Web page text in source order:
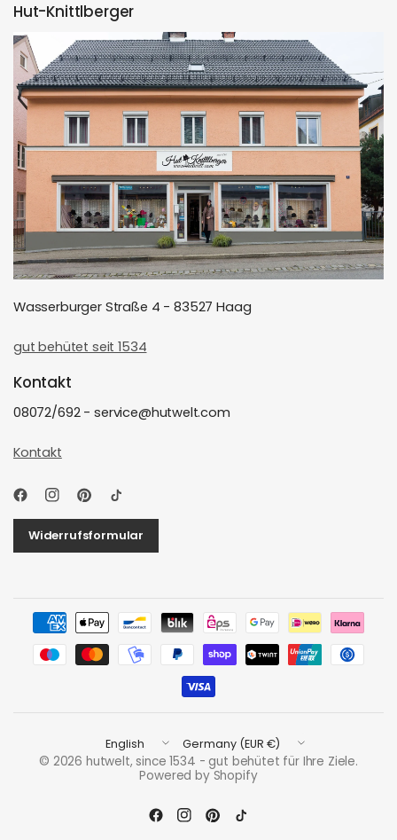
Hut-Knittlberger
Wasserburger Straße 4 - 83527 Haag
gut behütet seit 1534
Kontakt
08072/692 - service@hutwelt.com
Kontakt
Widerrufsformular
Update
country/region
Update
country/region
© 2026 hutwelt, since 1534 - gut behütet für Ihre Ziele.
Powered by Shopify